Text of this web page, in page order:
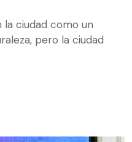
la ciudad como un
pero la ciudad